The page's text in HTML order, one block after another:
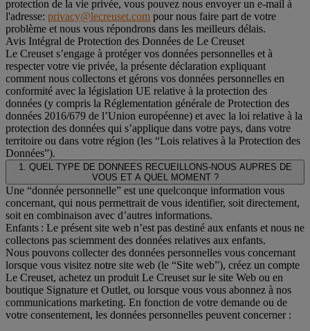
protection de la vie privée, vous pouvez nous envoyer un e-mail à
l'adresse: privacy@lecreuset.com pour nous faire part de votre
problème et nous vous répondrons dans les meilleurs délais.
Avis Intégral de Protection des Données de Le Creuset
Le Creuset s’engage à protéger vos données personnelles et à
respecter votre vie privée, la présente déclaration expliquant
comment nous collectons et gérons vos données personnelles en
conformité avec la législation UE relative à la protection des
données (y compris la Réglementation générale de Protection des
données 2016/679 de l’Union européenne) et avec la loi relative à la
protection des données qui s’applique dans votre pays, dans votre
territoire ou dans votre région (les “Lois relatives à la Protection des
Données”).
1. QUEL TYPE DE DONNEES RECUEILLONS-NOUS AUPRES DE
VOUS ET A QUEL MOMENT ?
Une “donnée personnelle” est une quelconque information vous
concernant, qui nous permettrait de vous identifier, soit directement,
soit en combinaison avec d’autres informations.
Enfants : Le présent site web n’est pas destiné aux enfants et nous ne
collectons pas sciemment des données relatives aux enfants.
Nous pouvons collecter des données personnelles vous concernant
lorsque vous visitez notre site web (le “Site web”), créez un compte
Le Creuset, achetez un produit Le Creuset sur le site Web ou en
boutique Signature et Outlet, ou lorsque vous vous abonnez à nos
communications marketing. En fonction de votre demande ou de
votre consentement, les données personnelles peuvent concerner :